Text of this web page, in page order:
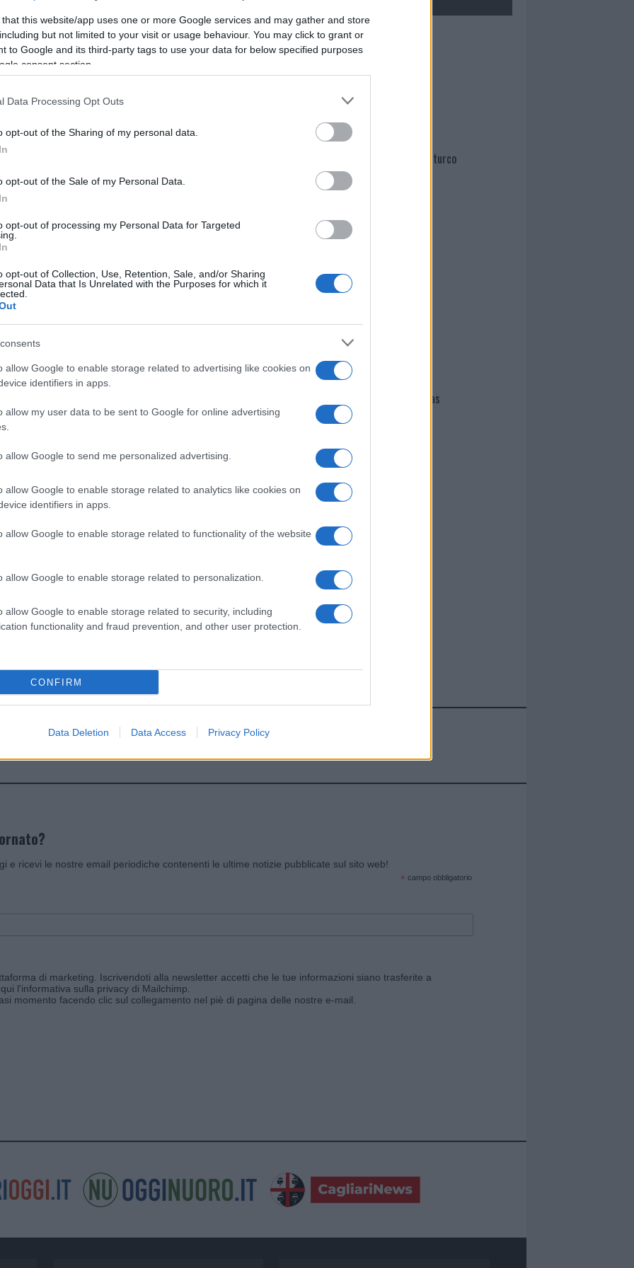
that this website/app uses one or more Google services and may gather and store
but not limited to your visit or usage behaviour. You may click to grant or
to Google and its third-party tags to use your data for below specified purposes
consent section.
Data Processing Opt Outs
opt-out of the Sharing of my personal data.
opt-out of the Sale of my Personal Data.
opt-out of processing my Personal Data for Targeted
opt-out of Collection, Use, Retention, Sale, and/or Sharing
Data that Is Unrelated with the Purposes for which it
allow Google to enable storage related to advertising like cookies on
identifiers in apps.
allow my user data to be sent to Google for online advertising
allow Google to send me personalized advertising.
allow Google to enable storage related to analytics like cookies on
identifiers in apps.
allow Google to enable storage related to functionality of the website
allow Google to enable storage related to personalization.
allow Google to enable storage related to security, including
functionality and fraud prevention, and other user protection.
CONFIRM
Data Deletion Data Access Privacy Policy
cliccandoqui
nella sezioneLogindal menù del sito o
Mario Malu
Paolo Pinna
Martina Agostina Diturco
I nostri cari
I nostri cari
I nostri cari
Giovannimaria Cabras
e ricevi le nostre email periodiche contenenti le ultime notizie pubblicate sul sito web!
* campo obbligatorio
di marketing. Iscrivendoti alla newsletter accetti che le tue informazioni siano trasferite a
l'informativa sulla privacy di Mailchimp
momento facendo clic sul collegamento nel piè di pagina delle nostre e-mail.